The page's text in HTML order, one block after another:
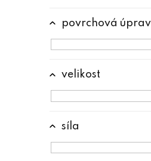
l
povrchová
síla
velikost